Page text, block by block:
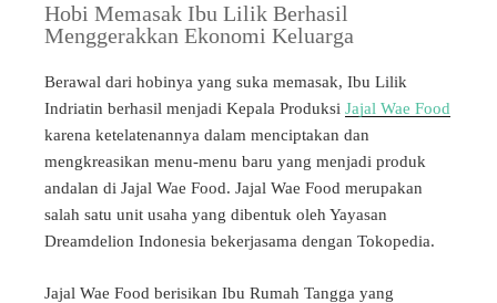
Hobi Memasak Ibu Lilik Berhasil
Menggerakkan Ekonomi Keluarga
Berawal dari hobinya yang suka memasak, Ibu Lilik
Indriatin berhasil menjadi Kepala Produksi Jajal Wae Food
karena ketelatenannya dalam menciptakan dan
mengkreasikan menu-menu baru yang menjadi produk
andalan di Jajal Wae Food. Jajal Wae Food merupakan
salah satu unit usaha yang dibentuk oleh Yayasan
Dreamdelion Indonesia bekerjasama dengan Tokopedia.
Jajal Wae Food berisikan Ibu Rumah Tangga yang